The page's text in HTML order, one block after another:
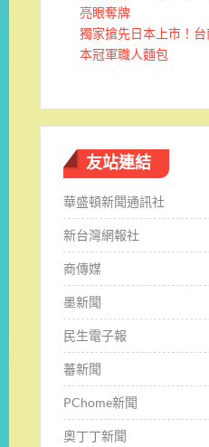
亮眼奪牌
獨家搶先日本上市！
本冠軍職人麵包
友站連結
華盛頓新聞通訊社
新台灣網報社
商傳媒
墨新聞
民生電子報
蕃新聞
PChome新聞
奧丁丁新聞